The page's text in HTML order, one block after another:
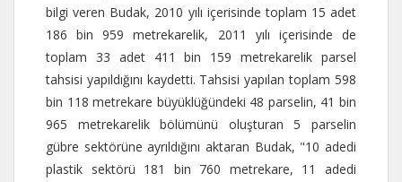
bilgi veren Budak, 2010 yılı içerisinde toplam 15 adet
186 bin 959 metrekarelik, 2011 yılı içerisinde de
toplam 33 adet 411 bin 159 metrekarelik parsel
tahsisi yapıldığını kaydetti. Tahsisi yapılan toplam 598
bin 118 metrekare büyüklüğündeki 48 parselin, 41 bin
965 metrekarelik bölümünü oluşturan 5 parselin
gübre sektörüne ayrıldığını aktaran Budak, "10 adedi
plastik sektörü 181 bin 760 metrekare, 11 adedi